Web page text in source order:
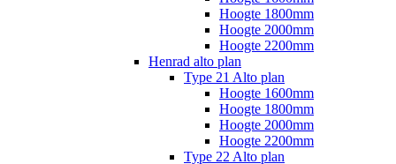
Hoogte 1800mm
Hoogte 2000mm
Hoogte 2200mm
Henrad alto plan
Type 21 Alto plan
Hoogte 1600mm
Hoogte 1800mm
Hoogte 2000mm
Hoogte 2200mm
Type 22 Alto plan